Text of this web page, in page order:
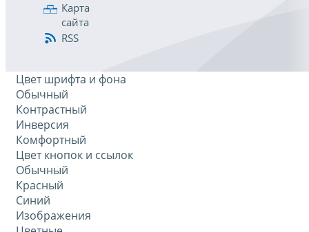
Карта
сайта
RSS
Цвет шрифта и фона
Обычный
Контрастный
Инверсия
Комфортный
Цвет кнопок и ссылок
Обычный
Красный
Синий
Изображения